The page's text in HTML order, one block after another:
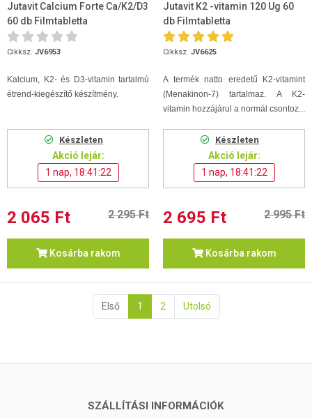
Jutavit Calcium Forte Ca/K2/D3
60 db Filmtabletta
Cikksz. JV6953
Kalcium, K2- és D3-vitamin tartalmú
étrend-kiegészítő készítmény.
Készleten
Akció lejár:
1 nap, 18:41:21
2 065 Ft 2 295 Ft
Kosárba rakom
Jutavit K2 -vitamin 120 Ug 60
db Filmtabletta
Cikksz. JV6625
A termék natto eredetű K2-vitamint
(Menakinon-7) tartalmaz. A K2-
vitamin hozzájárul a normál csontoz...
Készleten
Akció lejár:
1 nap, 18:41:21
2 695 Ft 2 995 Ft
Kosárba rakom
Első 1 2 Utolsó
SZÁLLÍTÁSI INFORMÁCIÓK